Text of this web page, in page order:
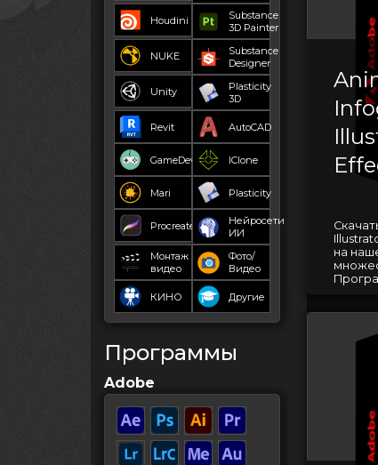
Houdini
Substance
3D Painter
NUKE
Substance
Designer
Unity
Plasticity
3D
Revit AutoCAD
GameDev IClone
Mari Plasticity
Procreate
Нейросети
ИИ
Монтаж
видео
Фото/
Видео
КИНО Другие
Программы
Adobe
на